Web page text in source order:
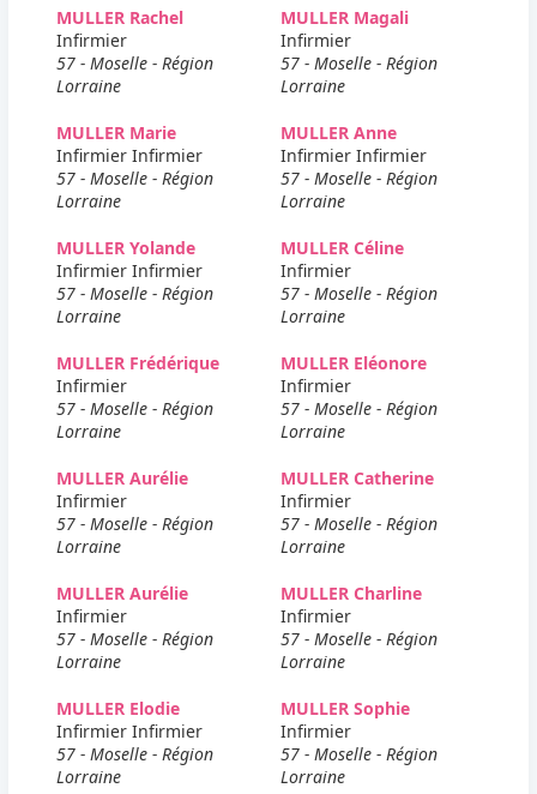
MULLER Rachel
Infirmier
57 - Moselle - Région
Lorraine
MULLER Magali
Infirmier
57 - Moselle - Région
Lorraine
MULLER Marie
Infirmier Infirmier
57 - Moselle - Région
Lorraine
MULLER Anne
Infirmier Infirmier
57 - Moselle - Région
Lorraine
MULLER Yolande
Infirmier Infirmier
57 - Moselle - Région
Lorraine
MULLER Céline
Infirmier
57 - Moselle - Région
Lorraine
MULLER Frédérique
Infirmier
57 - Moselle - Région
Lorraine
MULLER Eléonore
Infirmier
57 - Moselle - Région
Lorraine
MULLER Aurélie
Infirmier
57 - Moselle - Région
Lorraine
MULLER Catherine
Infirmier
57 - Moselle - Région
Lorraine
MULLER Aurélie
Infirmier
57 - Moselle - Région
Lorraine
MULLER Charline
Infirmier
57 - Moselle - Région
Lorraine
MULLER Elodie
Infirmier Infirmier
57 - Moselle - Région
Lorraine
MULLER Sophie
Infirmier
57 - Moselle - Région
Lorraine